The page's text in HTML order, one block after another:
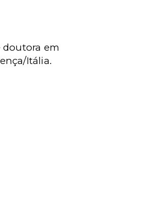
doutora em
Itália.